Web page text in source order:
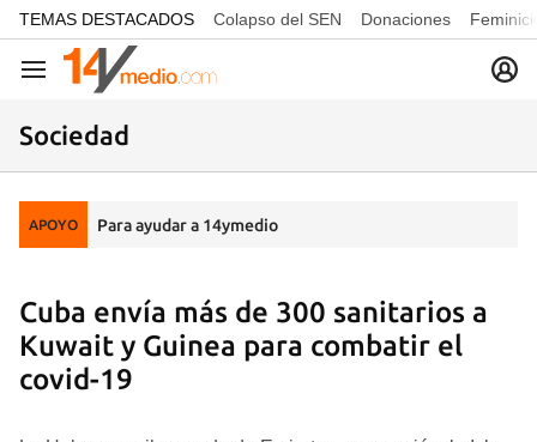
common.go-to-content
TEMAS DESTACADOS Colapso del SEN Donaciones
Navegación
Sociedad
APOYO Para ayudar a 14ymedio
Cuba envía más de 300 sanitarios a
Kuwait y Guinea para combatir el
covid-19